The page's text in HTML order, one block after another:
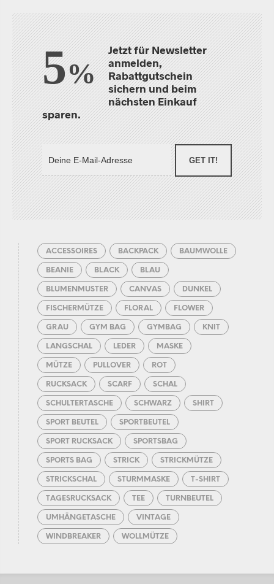
5%
Jetzt für Newsletter
anmelden,
Rabattgutschein
sichern und beim
nächsten Einkauf
sparen.
GET IT!
ACCESSOIRES BACKPACK BAUMWOLLE
BEANIE BLACK BLAU
BLUMENMUSTER CANVAS DUNKEL
FISCHERMÜTZE FLORAL FLOWER
GRAU GYM BAG GYMBAG KNIT
LANGSCHAL LEDER MASKE
MÜTZE PULLOVER ROT
RUCKSACK SCARF SCHAL
SCHULTERTASCHE SCHWARZ SHIRT
SPORT BEUTEL SPORTBEUTEL
SPORT RUCKSACK SPORTSBAG
SPORTS BAG STRICK STRICKMÜTZE
STRICKSCHAL STURMMASKE T-SHIRT
TAGESRUCKSACK TEE TURNBEUTEL
UMHÄNGETASCHE VINTAGE
WINDBREAKER WOLLMÜTZE